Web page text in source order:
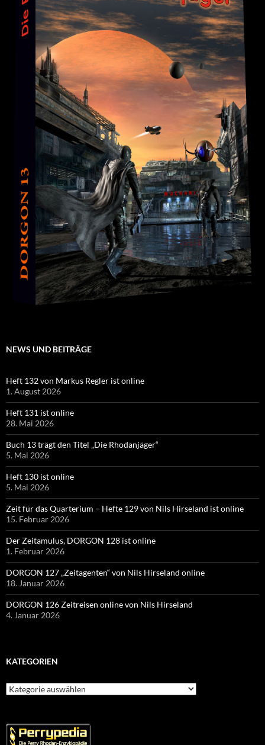
NEWS UND BEITRÄGE
Heft 132 von Markus Regler ist online
1. August 2026
Heft 131 ist online
28. Mai 2026
Buch 13 trägt den Titel „Die Rhodanjäger“
5. Mai 2026
Heft 130 ist online
5. Mai 2026
Zeit für das Quarterium – Hefte 129 von Nils Hirseland ist online
15. Februar 2026
Der Zeitamulus, DORGON 128 ist online
1. Februar 2026
DORGON 127 „Zeitagenten“ von Nils Hirseland online
18. Januar 2026
DORGON 126 Zeitreisen online von Nils Hirseland
4. Januar 2026
KATEGORIEN
Kategorien